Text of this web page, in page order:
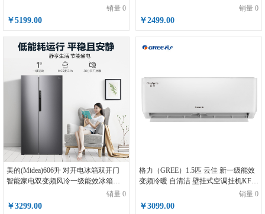
销量 0
￥5199.00
销量 0
￥2499.00
美的(Midea)606升 对开电冰箱双开门
智能家电双变频风冷一级能效冰箱独
606WKPZM(E)
销量 0
￥3299.00
格力（GREE）1.5匹 云佳 新一级能效
变频冷暖 自清洁 壁挂式空调挂机KFR-
销量 0
￥3099.00